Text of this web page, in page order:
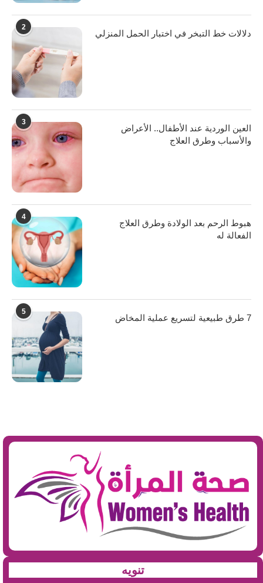
2
دلالات خط التبخر في اختبار الحمل المنزلي
3
العين الوردية عند الأطفال.. الأعراض
والأسباب وطرق العلاج
4
هبوط الرحم بعد الولادة وطرق العلاج
الفعالة له
5
7 طرق طبيعية لتسريع عملية المخاض
تنويه